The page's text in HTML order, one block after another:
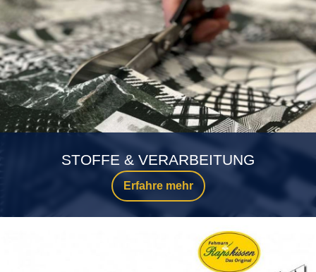
Erfahre mehr
STOFFE & VERARBEITUNG